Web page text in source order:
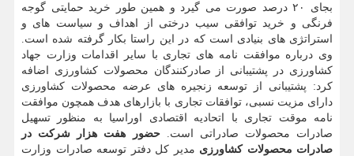
بجای ۲۰ درصد صورت می گیرد و همین طور خرید حمایتی گوجه
فرنگی و خرید توافقی سیب درختی از اهداف و سیاست های و
استراتژی های بنیادی است كه در این راستا بكار گرفته شده است.
وی درباره موافقت نامه های تجاری با سایر اقدامات وزارت جهاد
كشاورزی در پشتیبانی از صادركنندگان محصولات كشاورزی اضافه
كرد: پشتیبانی از توسعه زنجیره های عرضه محصولات كشاورزی
دارای مزیت نسبی، توافقات تجاری با بازارهای هدف همچون موافقت
نامه موقت تجاری با اتحادیه اقتصادی اوراسیا به منظور تسهیل
صادرات محصولات صادراتی است.حضور هفت هزار شركت در
صادرات محصولات كشاورزی مدیر كل دفتر توسعه صادرات وزارت